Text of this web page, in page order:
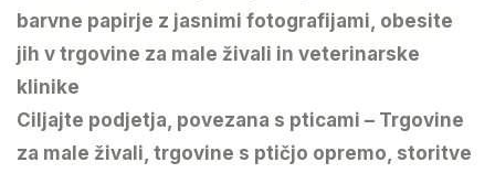
barvne papirje z jasnimi fotografijami, obesite
jih v trgovine za male živali in veterinarske
klinike
Ciljajte podjetja, povezana s pticami – Trgovine
za male živali, trgovine s ptičjo opremo, storitve